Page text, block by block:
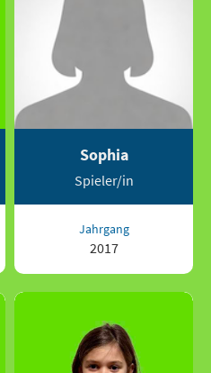
Sophia
Spieler/in
Jahrgang
2017